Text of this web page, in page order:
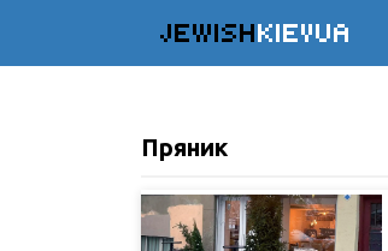
JEWISHKIEVUA
Пряник